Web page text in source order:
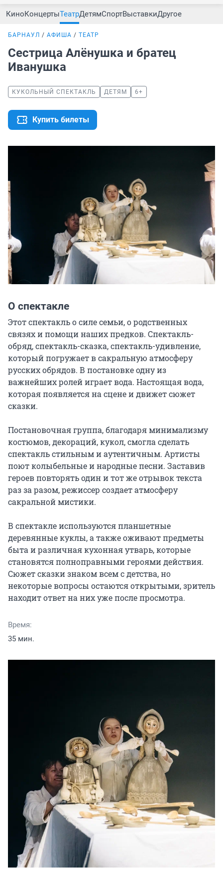
КиноКонцертыТеатрДетямСпортВыставкиДругое
БАРНАУЛ АФИША ТЕАТР
Сестрица Алёнушка и братец
Иванушка
КУКОЛЬНЫЙ СПЕКТАКЛЬ ДЕТЯМ 6+
Купить билеты
О спектакле
Этот спектакль о силе семьи, о родственных
связях и помощи наших предков. Спектакль-
обряд, спектакль-сказка, спектакль-удивление,
который погружает в сакральную атмосферу
русских обрядов. В постановке одну из
важнейших ролей играет вода. Настоящая вода,
которая появляется на сцене и движет сюжет
сказки.
Постановочная группа, благодаря минимализму
костюмов, декораций, кукол, смогла сделать
спектакль стильным и аутентичным. Артисты
поют колыбельные и народные песни. Заставив
героев повторять один и тот же отрывок текста
раз за разом, режиссер создает атмосферу
сакральной мистики.
В спектакле используются планшетные
деревянные куклы, а также оживают предметы
быта и различная кухонная утварь, которые
становятся полноправными героями действия.
Сюжет сказки знаком всем с детства, но
некоторые вопросы остаются открытыми, зритель
находит ответ на них уже после просмотра.
Время:
35 мин.